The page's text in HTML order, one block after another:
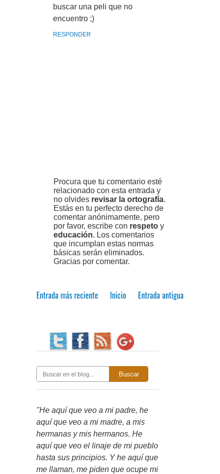
buscar una peli que no
encuentro ;)
RESPONDER
Procura que tu comentario esté
relacionado con esta entrada y
no olvides revisar la ortografía.
Estás en tu perfecto derecho de
comentar anónimamente, pero
por favor, escribe con respeto y
educación. Los comentarios
que incumplan estas normas
básicas serán eliminados.
Gracias por comentar.
Entrada más reciente Entrada antigua
Inicio
Buscar
"He aquí que veo a mi padre, he
aquí que veo a mi madre, a mis
hermanas y mis hermanos. He
aquí que veo el linaje de mi pueblo
hasta sus principios. Y he aquí que
me llaman, me piden que ocupe mi